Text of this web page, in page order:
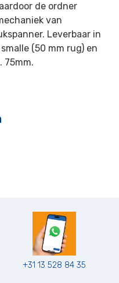
de ordner
van
Leverbaar in
(50 mm rug) en
75mm.
+31 13 528 84 35